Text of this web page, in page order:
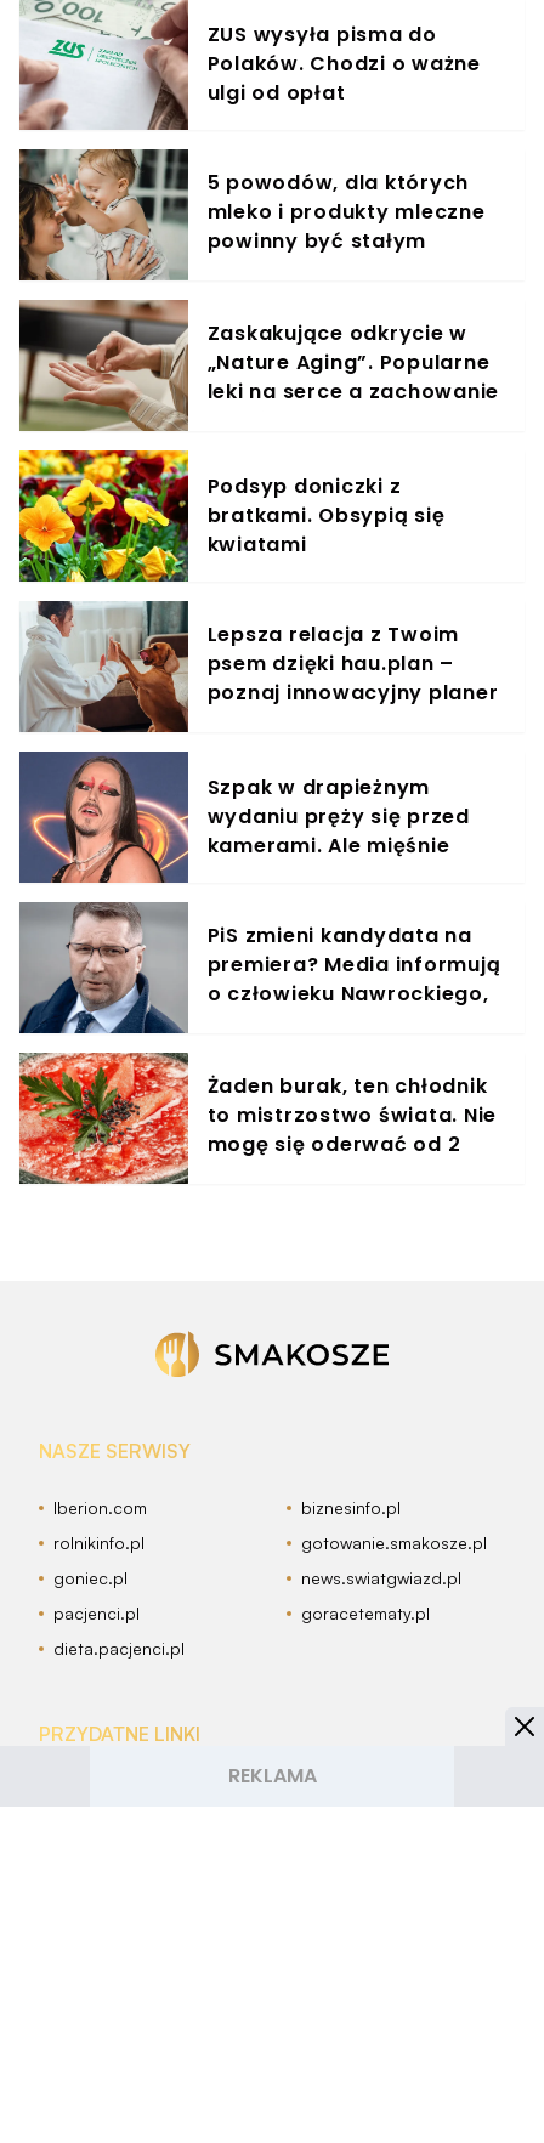
ZUS wysyła pisma do
Polaków. Chodzi o ważne
ulgi od opłat
5 powodów, dla których
mleko i produkty mleczne
powinny być stałym
Zaskakujące odkrycie w
„Nature Aging”. Popularne
leki na serce a zachowanie
Podsyp doniczki z
bratkami. Obsypią się
kwiatami
Lepsza relacja z Twoim
psem dzięki hau.plan –
poznaj innowacyjny planer
Szpak w drapieżnym
wydaniu pręży się przed
kamerami. Ale mięśnie
PiS zmieni kandydata na
premiera? Media informują
o człowieku Nawrockiego,
Żaden burak, ten chłodnik
to mistrzostwo świata. Nie
mogę się oderwać od 2
NASZE SERWISY
Iberion.com
biznesinfo.pl
rolnikinfo.pl
gotowanie.smakosze.pl
goniec.pl
news.swiatgwiazd.pl
pacjenci.pl
goracetematy.pl
dieta.pacjenci.pl
PRZYDATNE LINKI